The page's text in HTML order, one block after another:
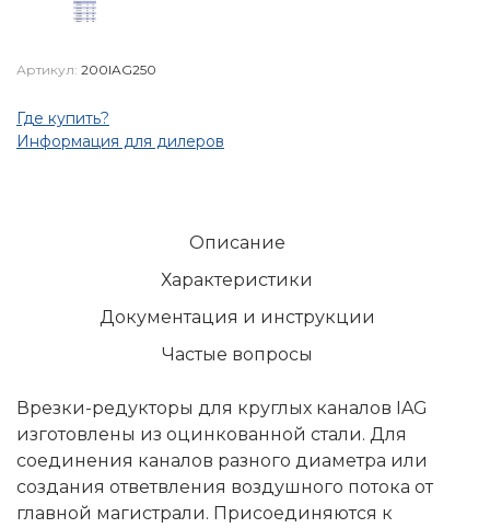
Артикул: 200IAG250
Где купить?
Информация для дилеров
Описание
Характеристики
Документация и инструкции
Частые вопросы
Врезки-редукторы для круглых каналов IAG
изготовлены из оцинкованной стали. Для
соединения каналов разного диаметра или
создания ответвления воздушного потока от
главной магистрали. Присоединяются к